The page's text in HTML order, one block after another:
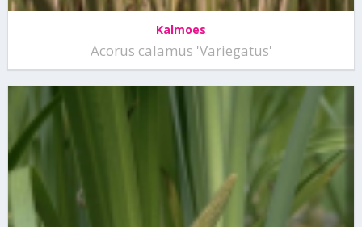
Kalmoes
Acorus calamus 'Variegatus'